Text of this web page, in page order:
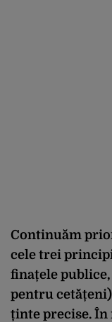
Continuăm
cele trei
finațele
pentru
ținte precise. În